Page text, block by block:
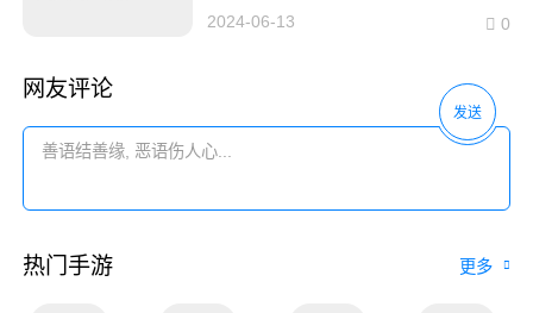
2024-06-13 0
网友评论
发送
热门手游 更多